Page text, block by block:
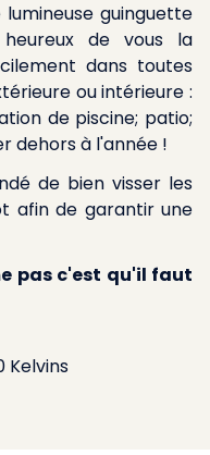
guinguette
de vous la
dans toutes
ou intérieure :
de piscine; patio;
dehors à l'année !
de bien visser les
afin de garantir une
pas c'est qu'il faut
Kelvins